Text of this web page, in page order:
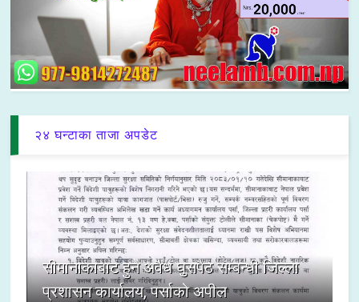
२४ घन्टाका ताजा अपडेट
सीमानाकाबाट हुने अवैध घुसपैठ सम्बन्धी जिल्ला
प्रशासन कार्यालय, पर्साको अपील